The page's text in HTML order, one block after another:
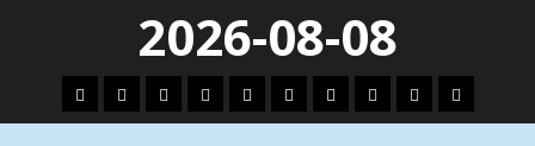
content
2026-08-08
頭
條
財
經
地
方.
文
教.
專
題
娛
樂
政
治
國
際
運
動
生
活